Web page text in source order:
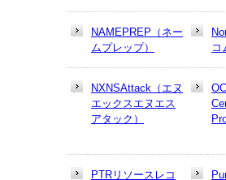
NAMEPREP（ネー
ムプレップ）
コ
NXNSAttack（エヌ
エックスエヌエス
アタック）
PTRリソースレコ